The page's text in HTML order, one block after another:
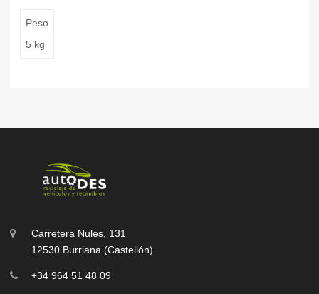
Peso
5 kg
Carretera Nules, 131
12530 Burriana (Castellón)
+34 964 51 48 09